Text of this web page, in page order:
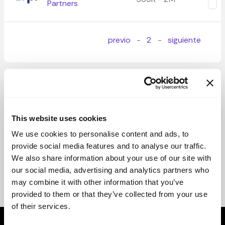
This website uses cookies
We use cookies to personalise content and ads, to
provide social media features and to analyse our traffic.
We also share information about your use of our site with
our social media, advertising and analytics partners who
may combine it with other information that you’ve
provided to them or that they’ve collected from your use
of their services.
Partners
previo - 2 - siguiente